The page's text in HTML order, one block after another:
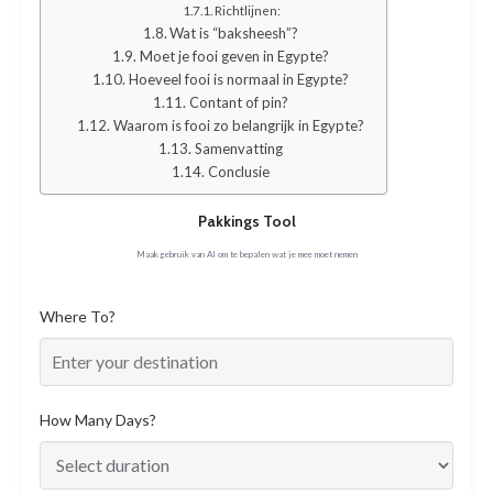
Richtlijnen:
Wat is “baksheesh”?
Moet je fooi geven in Egypte?
Hoeveel fooi is normaal in Egypte?
Contant of pin?
Waarom is fooi zo belangrijk in Egypte?
Samenvatting
Conclusie
Pakkings Tool
Maak gebruik van AI om te bepalen wat je mee moet nemen
Where To?
How Many Days?